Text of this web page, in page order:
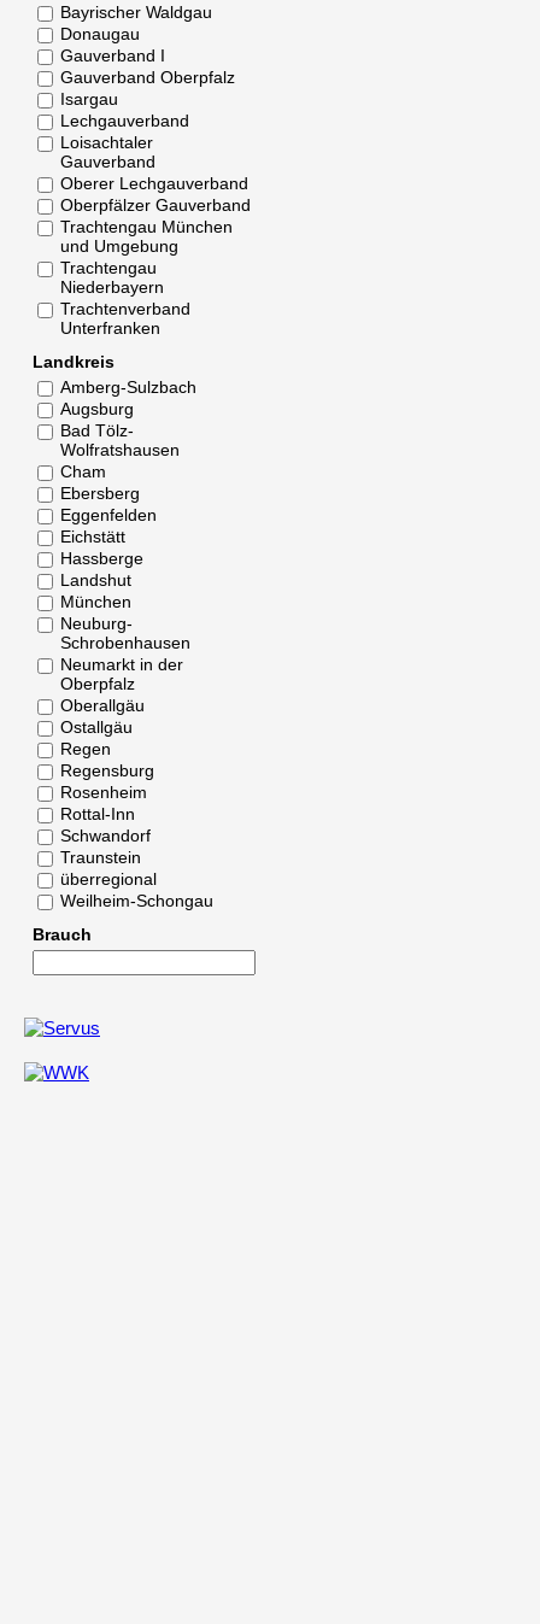
Bayrischer Waldgau
Donaugau
Gauverband I
Gauverband Oberpfalz
Isargau
Lechgauverband
Loisachtaler
Gauverband
Oberer Lechgauverband
Oberpfälzer Gauverband
Trachtengau München
und Umgebung
Trachtengau
Niederbayern
Trachtenverband
Unterfranken
Landkreis
Amberg-Sulzbach
Augsburg
Bad Tölz-
Wolfratshausen
Cham
Ebersberg
Eggenfelden
Eichstätt
Hassberge
Landshut
München
Neuburg-
Schrobenhausen
Neumarkt in der
Oberpfalz
Oberallgäu
Ostallgäu
Regen
Regensburg
Rosenheim
Rottal-Inn
Schwandorf
Traunstein
überregional
Weilheim-Schongau
Brauch